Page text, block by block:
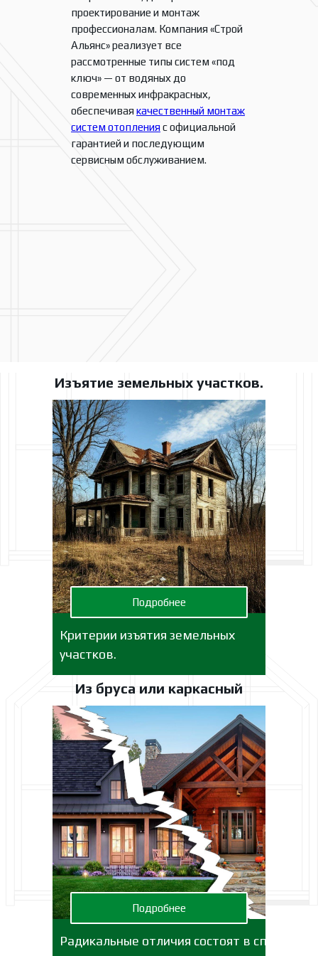
проектирование и монтаж
профессионалам. Компания «Строй
Альянс» реализует все
рассмотренные типы систем «под
ключ» — от водяных до
современных инфракрасных,
обеспечивая качественный монтаж
систем отопленияс официальной
гарантией и последующим
сервисным обслуживанием.
Из бруса или каркасный
Радикальные отличия состоят в способах,
Подробнее
Изъятие земельных участков.
Критерии изъятия земельных
участков.
Подробнее